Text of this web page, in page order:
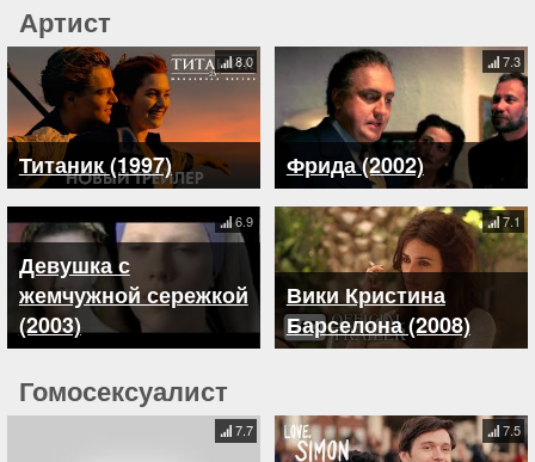
Артист
Титаник (1997)
8.0
Фрида (2002)
7.3
Девушка с
жемчужной сережкой
(2003)
6.9
Вики Кристина
Барселона (2008)
7.1
Гомосексуалист
7.7 7.5